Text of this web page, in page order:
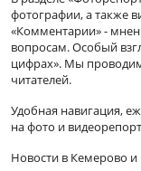
фотографии, а также
«Комментарии» -
вопросам. Особый
цифрах». Мы
читателей.
Удобная навигация,
на фото и
Новости в Кемерово и